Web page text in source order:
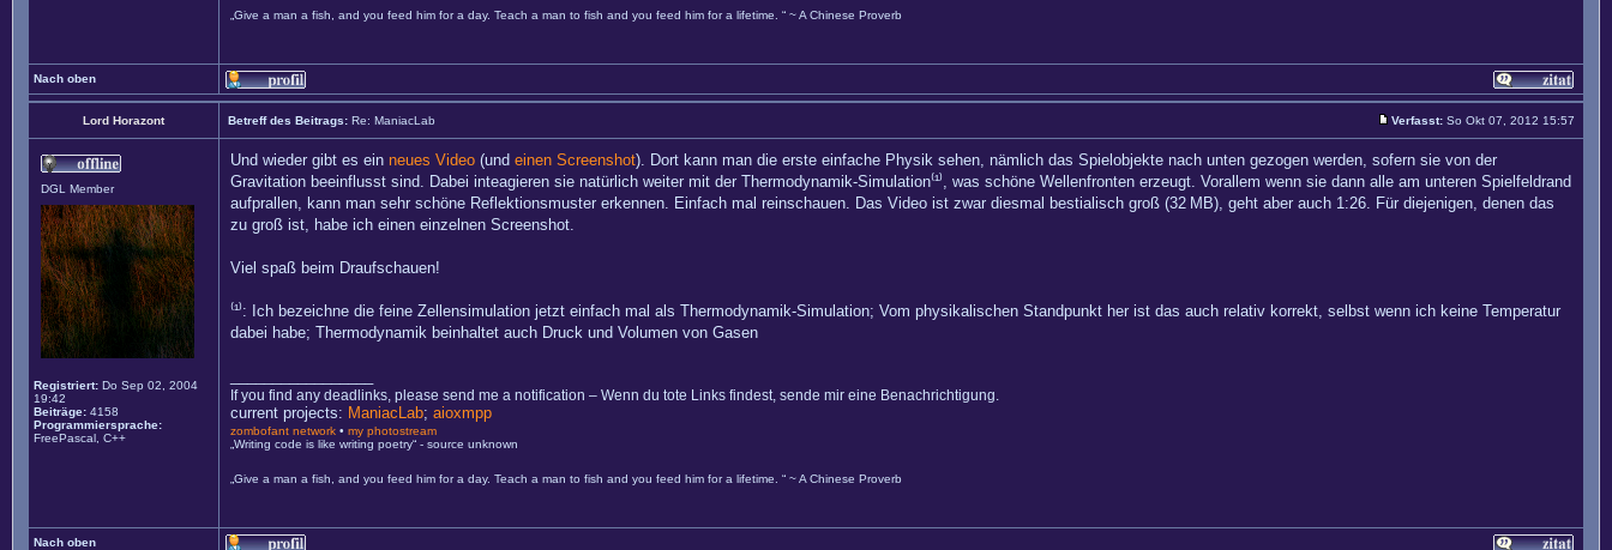
„Give a man a fish, and you feed him for a day. Teach a man to fish and you feed him for a lifetime. “ ~ A Chinese Proverb
Nach oben
Lord Horazont Betreff des Beitrags: Re: ManiacLab Verfasst: So Okt 07, 2012 15:57
DGL Member
Registriert: Do Sep 02, 2004
19:42
Beiträge: 4158
Programmiersprache:
FreePascal, C++
Und wieder gibt es ein neues Video (und einen Screenshot). Dort kann man die erste einfache Physik sehen, nämlich das Spielobjekte nach unten gezogen werden, sofern sie von der
Gravitation beeinflusst sind. Dabei inteagieren sie natürlich weiter mit der Thermodynamik-Simulation⁽¹⁾, was schöne Wellenfronten erzeugt. Vorallem wenn sie dann alle am unteren Spielfeldrand
aufprallen, kann man sehr schöne Reflektionsmuster erkennen. Einfach mal reinschauen. Das Video ist zwar diesmal bestialisch groß (32 MB), geht aber auch 1:26. Für diejenigen, denen das
zu groß ist, habe ich einen einzelnen Screenshot.
Viel spaß beim Draufschauen!
⁽¹⁾: Ich bezeichne die feine Zellensimulation jetzt einfach mal als Thermodynamik-Simulation; Vom physikalischen Standpunkt her ist das auch relativ korrekt, selbst wenn ich keine Temperatur
dabei habe; Thermodynamik beinhaltet auch Druck und Volumen von Gasen
If you find any deadlinks, please send me a notification – Wenn du tote Links findest, sende mir eine Benachrichtigung.
current projects: ManiacLab; aioxmpp
zombofant network • my photostream
„Writing code is like writing poetry“ - source unknown
„Give a man a fish, and you feed him for a day. Teach a man to fish and you feed him for a lifetime. “ ~ A Chinese Proverb
Nach oben